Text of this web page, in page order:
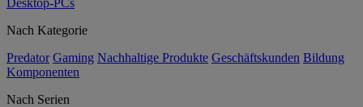
Desktop-PCs
Nach Kategorie
Predator Gaming Nachhaltige Produkte Geschäftskunden Bildung
Komponenten
Nach Serien